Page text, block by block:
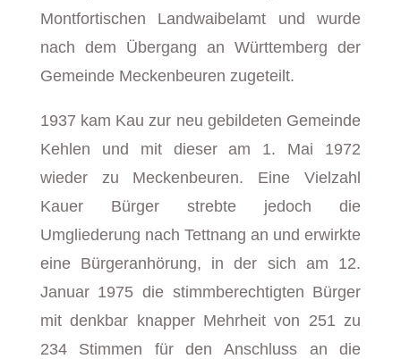
Montfortischen Landwaibelamt und wurde
nach dem Übergang an Württemberg der
Gemeinde Meckenbeuren zugeteilt.
1937 kam Kau zur neu gebildeten Gemeinde
Kehlen und mit dieser am 1. Mai 1972
wieder zu Meckenbeuren. Eine Vielzahl
Kauer Bürger strebte jedoch die
Umgliederung nach Tettnang an und erwirkte
eine Bürgeranhörung, in der sich am 12.
Januar 1975 die stimmberechtigten Bürger
mit denkbar knapper Mehrheit von 251 zu
234 Stimmen für den Anschluss an die